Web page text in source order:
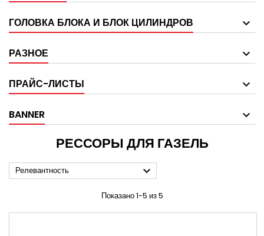
ГОЛОВКА БЛОКА И БЛОК ЦИЛИНДРОВ
РАЗНОЕ
ПРАЙС-ЛИСТЫ
BANNER
РЕССОРЫ ДЛЯ ГАЗЕЛЬ
Релевантность 
Показано 1-5 из 5